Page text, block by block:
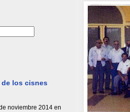
los cisnes
noviembre 2014 en